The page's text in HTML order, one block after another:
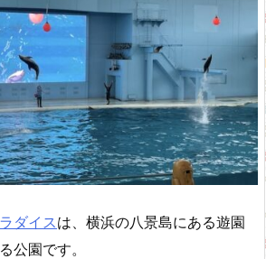
ダイス は、横浜の八景島にある遊園
公園です。